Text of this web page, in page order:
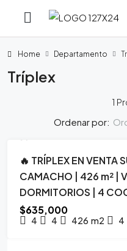
Home Departamento
Tríplex
1
Ordenar por:
🔥 TRÍPLEX EN VENTA
CAMACHO | 426 m² |
DORMITORIOS | 4
$635,000
4 4 426 m2 4